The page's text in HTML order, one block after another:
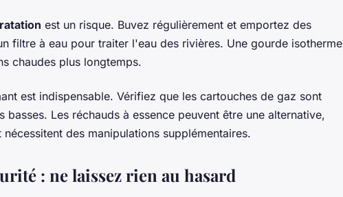
est un risque. Buvez régulièrement et emportez des
filtre à eau pour traiter l'eau des rivières. Une gourde isotherme
chaudes plus longtemps.
est indispensable. Vérifiez que les cartouches de gaz sont
basses. Les réchauds à essence peuvent être une alternative,
des manipulations supplémentaires.
: ne laissez rien au hasard